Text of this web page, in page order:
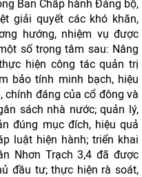
Ban Chấp hành Đảng bộ,
giải quyết các khó khăn,
hướng, nhiệm vụ được
số trọng tâm sau: Nâng
hiện công tác quản trị
bảo tính minh bạch, hiệu
chính đáng của cổ đông và
sách nhà nước; quản lý,
đúng mục đích, hiệu quả
luật hiện hành; triển khai
Nhơn Trạch 3,4 đã được
đầu tư; thực hiện rà soát,